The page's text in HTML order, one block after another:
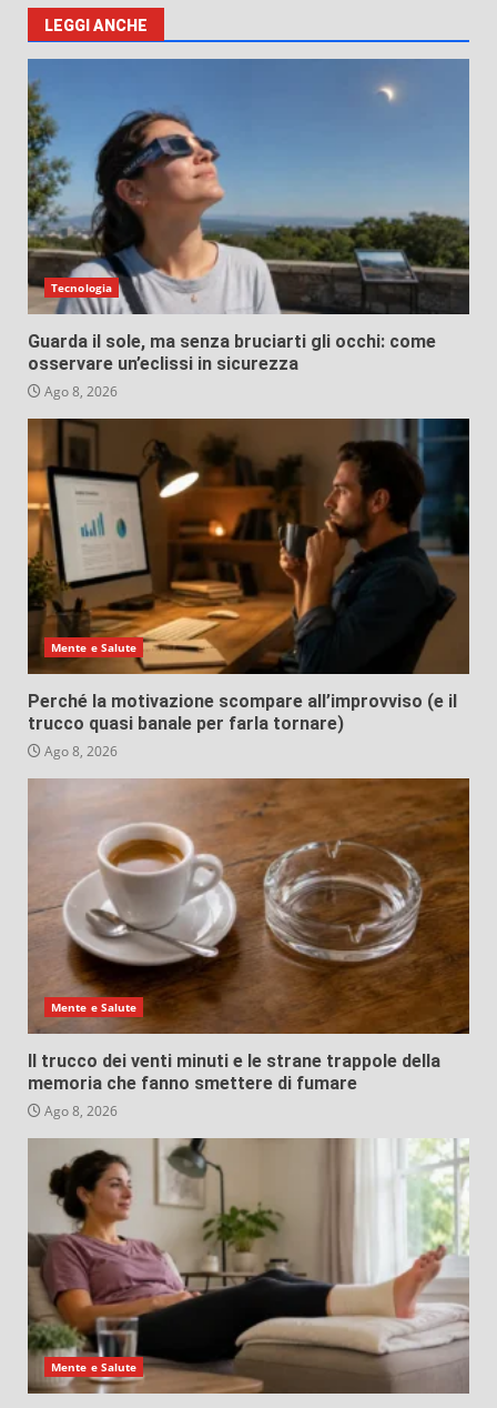
LEGGI ANCHE
Tecnologia
Guarda il sole, ma senza bruciarti gli occhi: come
osservare un’eclissi in sicurezza
Ago 8, 2026
Mente e Salute
Perché la motivazione scompare all’improvviso (e il
trucco quasi banale per farla tornare)
Ago 8, 2026
Mente e Salute
Il trucco dei venti minuti e le strane trappole della
memoria che fanno smettere di fumare
Ago 8, 2026
Mente e Salute